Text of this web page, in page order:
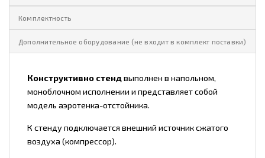
Комплектность
Дополнительное оборудование (не входит в комплект поставки)
Конструктивно стендвыполнен в напольном,
моноблочном исполнении и представляет собой
модель аэротенка-отстойника.
К стенду подключается внешний источник сжатого
воздуха (компрессор).